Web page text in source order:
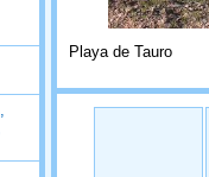
Playa de Tauro